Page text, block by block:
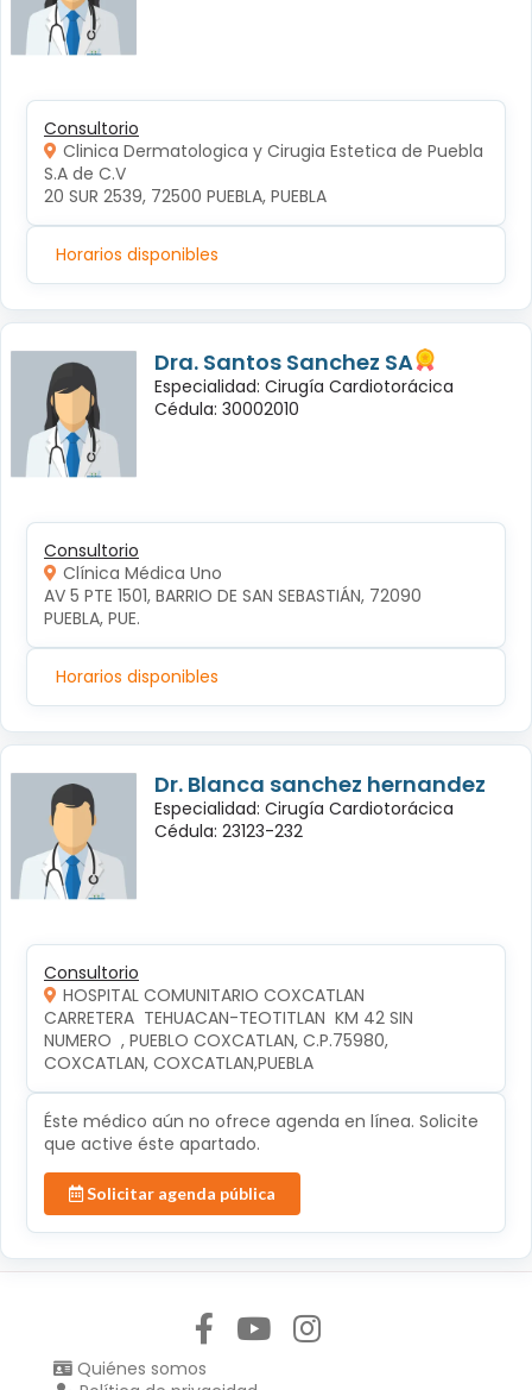
Consultorio
Clinica Dermatologica y Cirugia Estetica de Puebla
S.A de C.V
20 SUR 2539, 72500 PUEBLA, PUEBLA
Horarios disponibles
Dra. Santos Sanchez SA
Especialidad: Cirugía Cardiotorácica
Cédula: 30002010
Consultorio
Clínica Médica Uno
AV 5 PTE 1501, BARRIO DE SAN SEBASTIÁN, 72090
PUEBLA, PUE.
Horarios disponibles
Dr. Blanca sanchez hernandez
Especialidad: Cirugía Cardiotorácica
Cédula: 23123-232
Consultorio
HOSPITAL COMUNITARIO COXCATLAN
CARRETERA  TEHUACAN-TEOTITLAN  KM 42 SIN
NUMERO  , PUEBLO COXCATLAN, C.P.75980,
COXCATLAN, COXCATLAN,PUEBLA
Éste médico aún no ofrece agenda en línea. Solicite
que active éste apartado.
Solicitar agenda pública
Quiénes somos